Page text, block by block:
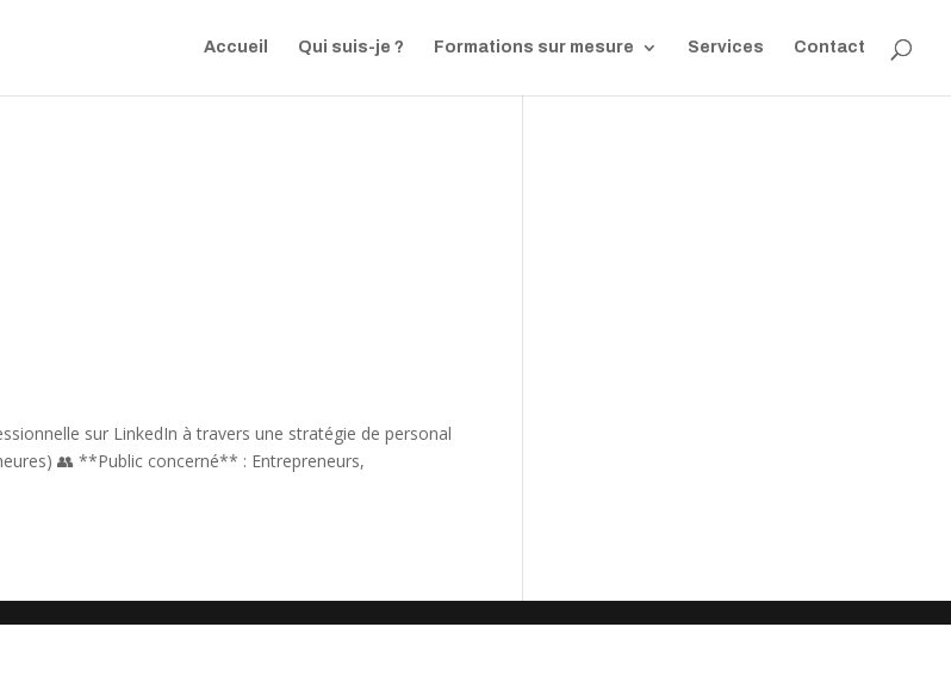
Accueil Qui suis-je ? Formations sur mesure Services Contact
sur LinkedIn à travers une stratégie de personal
👥 **Public concerné** : Entrepreneurs,